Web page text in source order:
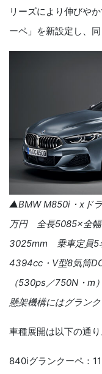
リーズにより伸びや
ーペ」を新設定し、同
▲BMW M850i・xド
万円 全長5085×全
3025mm 乗車定員5
4394cc・V型8気筒
（530ps／750N・m
懸架機構にはグラン
車種展開は以下の通り
840iグランクーペ：